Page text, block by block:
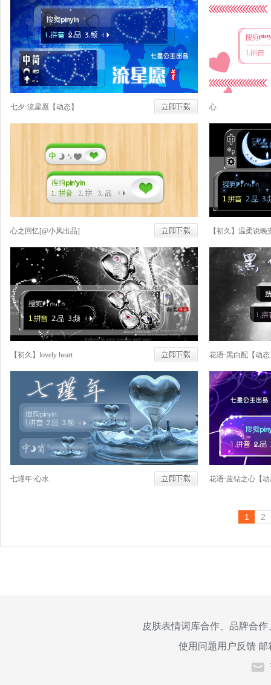
七夕·流星愿【动态】 心
心之回忆[@小风出品] 【初久】温柔说晚
【初久】lovely heart 花语·黑白配【动
七瑾年·心水 花语·蓝钻之心【
1 2
皮肤表情词库合作、品牌合
使用问题用户反馈 邮